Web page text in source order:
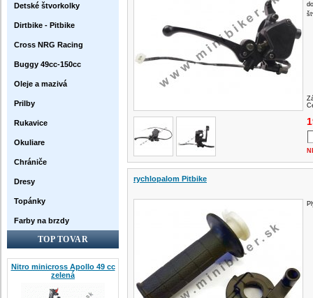
Detské štvorkolky
Dirtbike - Pitbike
Cross NRG Racing
Buggy 49cc-150cc
Oleje a mazivá
Prilby
Rukavice
Okuliare
Chrániče
Dresy
Topánky
Farby na brzdy
TOP TOVAR
Nitro minicross Apollo 49 cc
zelená
rychlopalom Pitbike